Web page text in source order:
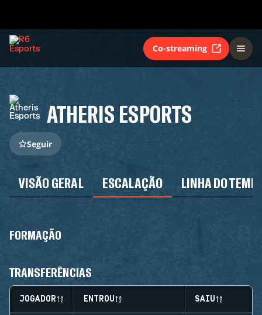
Co-streaming
ATHERIS ESPORTS
Seguir
VISÃO GERAL ESCALAÇÃO LINHA DO
FORMAÇÃO
TRANSFERÊNCIAS
JOGADOR ENTROU SAIU